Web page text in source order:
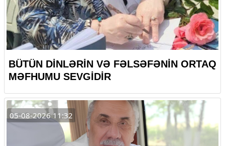
BÜTÜN DİNLƏRİN VƏ FƏLSƏFƏNİN ORTAQ
MƏFHUMU SEVGİDİR
05-08-2026 11:32